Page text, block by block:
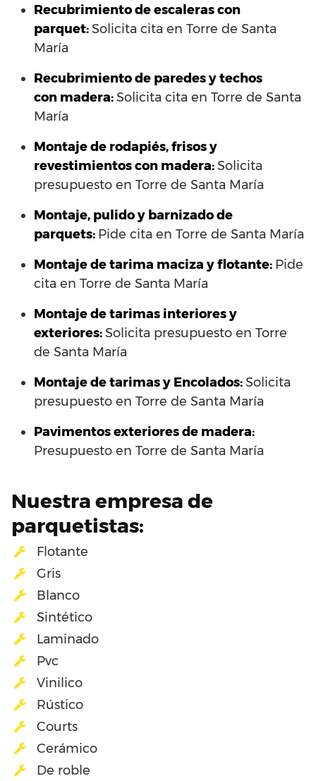
Recubrimiento de escaleras con
parquet:Solicita cita en Torre de Santa
María
Recubrimiento de paredes y techos
con madera:Solicita cita en Torre de Santa
María
Montaje de rodapiés, frisos y
revestimientos con madera:Solicita
presupuesto en Torre de Santa María
Montaje, pulido y barnizado de
parquets: Pide cita en Torre de Santa María
Montaje de tarima maciza y flotante: Pide
cita en Torre de Santa María
Montaje de tarimas interiores y
exteriores:Solicita presupuesto en Torre
de Santa María
Montaje de tarimas y Encolados:Solicita
presupuesto en Torre de Santa María
Pavimentos exteriores de madera:
Presupuesto en Torre de Santa María
Nuestra empresa de
parquetistas:
Flotante
Gris
Blanco
Sintético
Laminado
Pvc
Vinilico
Rústico
Courts
Cerámico
De roble